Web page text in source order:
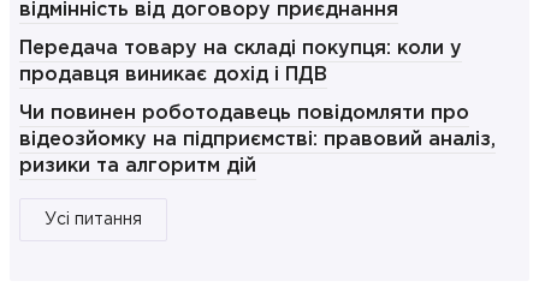
відмінність від договору приєднання
Передача товару на складі покупця: коли у
продавця виникає дохід і ПДВ
Чи повинен роботодавець повідомляти про
відеозйомку на підприємстві: правовий аналіз,
ризики та алгоритм дій
Усі питання